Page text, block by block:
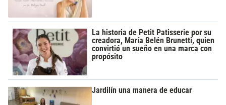
La historia de Petit Patisserie por su
creadora, María Belén Brunetti, quien
convirtió un sueño en una marca con
propósito
Jardilín una manera de educar